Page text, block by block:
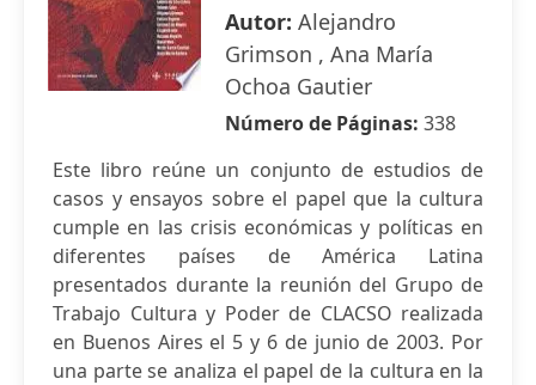
Autor: Alejandro
Grimson , Ana María
Ochoa Gautier
Número de Páginas: 338
Este libro reúne un conjunto de estudios de
casos y ensayos sobre el papel que la cultura
cumple en las crisis económicas y políticas en
diferentes países de América Latina
presentados durante la reunión del Grupo de
Trabajo Cultura y Poder de CLACSO realizada
en Buenos Aires el 5 y 6 de junio de 2003. Por
una parte se analiza el papel de la cultura en la